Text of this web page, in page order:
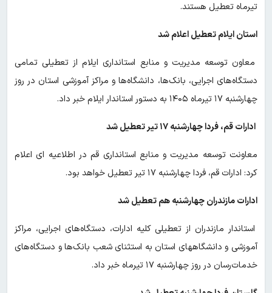
تیرماه تعطیل هستند.
استان ایلام تعطیل اعلام شد
معاون توسعه مدیریت و منابع استانداری ایلام از تعطیلی تمامی
دستگاه‌های اجرایی، بانک‌ها، دانشگاه‌ها و مراکز آموزشی استان در روز
چهارشنبه ۱۷ تیرماه ۱۴۰۵ به دستور استاندار ایلام خبر داد.
ادارات قم، فردا چهارشنبه ۱۷ تیر تعطیل شد
معاونت توسعه مدیریت و منابع استانداری قم در اطلاعیه ای اعلام
کرد: ادارات قم، فردا چهارشنبه ۱۷ تیر تعطیل خواهد بود.
ادارات مازندران چهارشنبه هم تعطیل شد
استاندار مازندران از تعطیلی کلیه ادارات، دستگاه‌های اجرایی، مراکز
آموزشی و دانشگاههای استان به استثنای شعب بانک‌ها و دستگاه‌های
خدمات‌رسان در روز چهارشنبه ۱۷ تیرماه خبر داد.